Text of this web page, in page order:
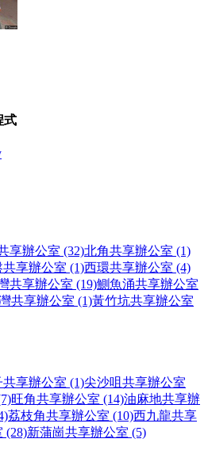
式
享辦公室 (32)北角共享辦公室 (1)
享辦公室 (1)西環共享辦公室 (4)
共享辦公室 (19)鰂魚涌共享辦公室
共享辦公室 (1)黃竹坑共享辦公室
共享辦公室 (1)尖沙咀共享辦公室
旺角共享辦公室 (14)油麻地共享辦
荔枝角共享辦公室 (10)西九龍共享
(28)新蒲崗共享辦公室 (5)